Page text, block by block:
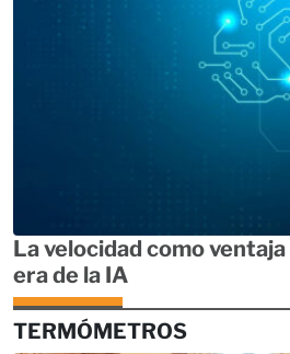
La velocidad como
era de la IA
TERMÓMETROS